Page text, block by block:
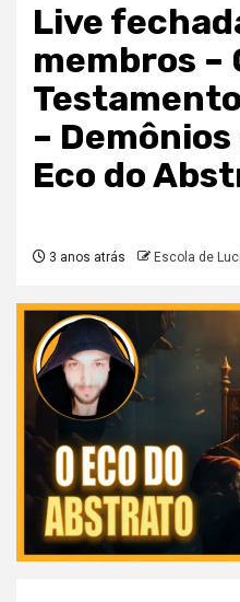
Live
membros –
– Demônios
Eco do
3 anos atrás Escola de